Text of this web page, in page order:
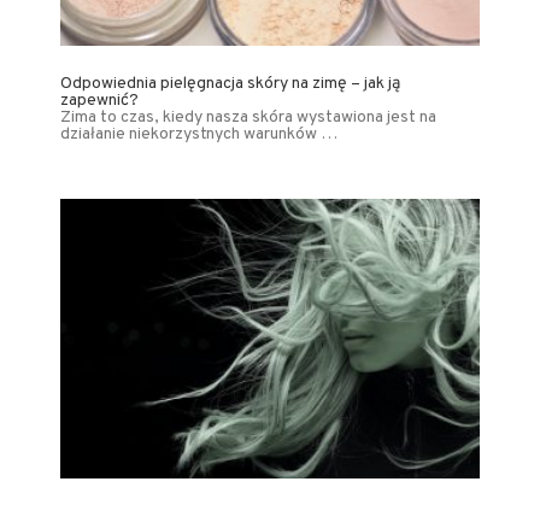
Odpowiednia pielęgnacja skóry na zimę – jak ją
zapewnić?
Zima to czas, kiedy nasza skóra wystawiona jest na
działanie niekorzystnych warunków …